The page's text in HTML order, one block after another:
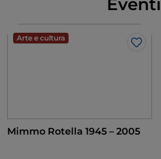
Eventi
Arte e cultura
Like
Mimmo Rotella 1945 – 2005